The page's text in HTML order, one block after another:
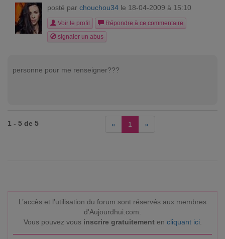
posté par chouchou34 le 18-04-2009 à 15:10
Voir le profil
Répondre à ce commentaire
signaler un abus
personne pour me renseigner???
1 - 5 de 5 « 1 »
L’accès et l’utilisation du forum sont réservés aux membres
d'Aujourdhui.com.
Vous pouvez vous inscrire gratuitementen cliquant ici